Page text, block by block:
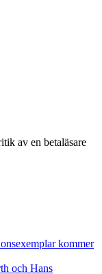
av en betaläsare
kommer
och Hans